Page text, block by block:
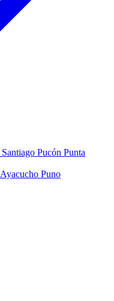
Santiago Pucón Punta
Ayacucho Puno